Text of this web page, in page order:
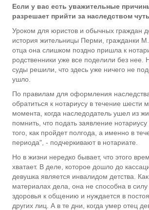
Если у вас есть уважительные
разрешает прийти за наследством
Уроком для юристов и обычных граждан
история жительницы Перми, гражданки
отца она слишком поздно пришла к
родственники уже все поделили без нее.
суды решили, что здесь уже ничего не
ушло.
По правилам для оформления
обратиться к нотариусу в течение шести
момента, когда наследодатель ушел из
помнить, что подать заявление
того, как пройдет полгода, а именно в
периода", - подчеркивают в нотариате.
Но в жизни нередко бывает, что этого
хватает. В деле, которое дошло до
девушка является инвалидом детства.
материалах дела, она не способна в силу
здоровья к общению и нуждается в
других лиц. А в те дни, когда умер отец